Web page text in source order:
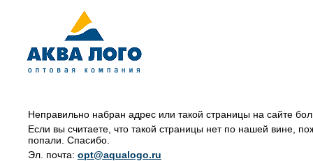
Неправильно набран адрес или такой страницы на сайте
Если вы считаете, что такой страницы нет по нашей вине,
попали. Спасибо.
Эл. почта: opt@aqualogo.ru